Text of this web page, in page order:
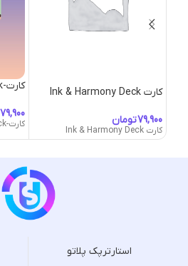
کارت Ink & Harmony Deck
تومان
کارت Ink & Harmony Deck
کارت-Botanical Deck
کارت-Botanical Deck
استارترپک پلاتو